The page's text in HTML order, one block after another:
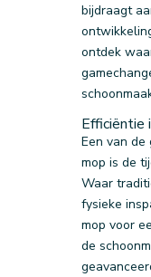
bijdraagt
ontdek
Efficiëntie
Een van
mop is de
Waar
fysieke
mop voor
de